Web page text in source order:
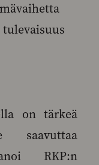
on tärkeä
RKP:n